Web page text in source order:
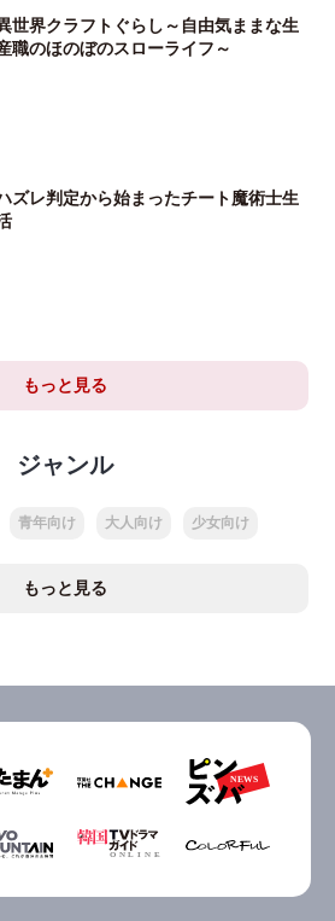
世界クラフトぐらし～自由気ままな生
職のほのぼのスローライフ～
ズレ判定から始まったチート魔術士生
もっと見る
ジャンル
青年向け 大人向け 少女向け
もっと見る